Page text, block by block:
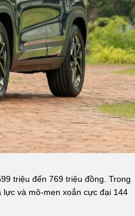
triệu đến 769 triệu đồng. Trong
lực và mô-men xoắn cực đại 144